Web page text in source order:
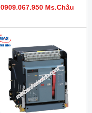
Model HDW663503DHVV56M
0909.067.950 Ms.Châu